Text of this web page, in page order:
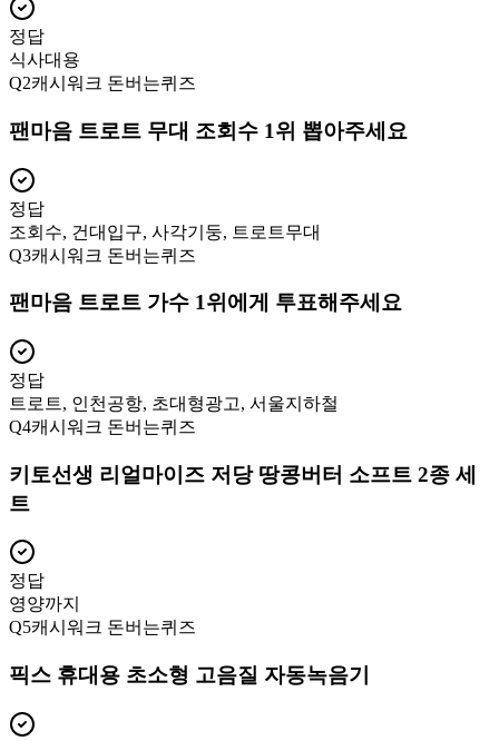
정답
식사대용
Q2캐시워크 돈버는퀴즈
팬마음 트로트 무대 조회수 1위 뽑아주세요
정답
조회수, 건대입구, 사각기둥, 트로트무대
Q3캐시워크 돈버는퀴즈
팬마음 트로트 가수 1위에게 투표해주세요
정답
트로트, 인천공항, 초대형광고, 서울지하철
Q4캐시워크 돈버는퀴즈
키토선생 리얼마이즈 저당 땅콩버터 소프트 2종 세
트
정답
영양까지
Q5캐시워크 돈버는퀴즈
픽스 휴대용 초소형 고음질 자동녹음기